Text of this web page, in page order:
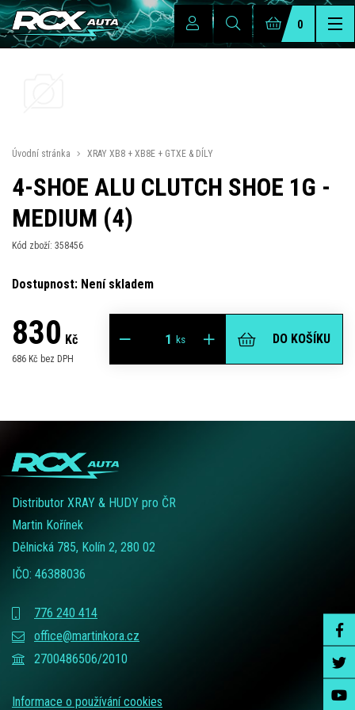
0
Úvodní stránka XRAY XB8 + XB8E + GTXE & DÍLY
4-SHOE ALU CLUTCH SHOE 1G -
MEDIUM (4)
Kód zboží: 358456
Dostupnost: Není skladem
830 Kč
686 Kč bez DPH
ks DO KOŠÍKU
Distributor XRAY & HUDY pro ČR
Martin Kořínek
Dělnická 785, Kolín 2, 280 02
IČO: 46388036
776 240 414
office@martinkora.cz
2700486506/2010
Informace o používání cookies